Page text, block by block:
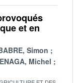
et en
Simon
Michel